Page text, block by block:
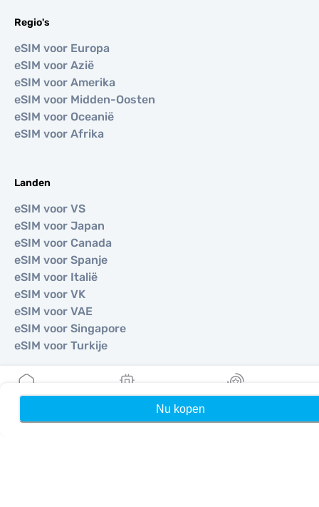
Nu kopen
Regio's
eSIM voor Europa
eSIM voor Azië
eSIM voor Amerika
eSIM voor Midden-Oosten
eSIM voor Oceanië
eSIM voor Afrika
Landen
eSIM voor VS
eSIM voor Japan
eSIM voor Canada
eSIM voor Spanje
eSIM voor Italië
eSIM voor VK
eSIM voor VAE
eSIM voor Singapore
eSIM voor Turkije